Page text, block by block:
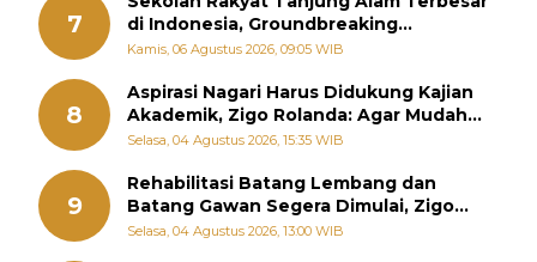
7
di Indonesia, Groundbreaking
September
Kamis, 06 Agustus 2026, 09:05 WIB
8
Aspirasi Nagari Harus Didukung Kajian
Akademik, Zigo Rolanda: Agar Mudah
Diperjuangkan di Kementerian
Selasa, 04 Agustus 2026, 15:35 WIB
9
Rehabilitasi Batang Lembang dan
Batang Gawan Segera Dimulai, Zigo
Rolanda Pastikan Proyek Berjalan
Selasa, 04 Agustus 2026, 13:00 WIB